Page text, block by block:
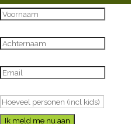
Ik meld me nu aan